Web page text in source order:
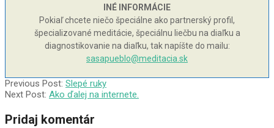
INÉ INFORMÁCIE
Pokiaľ chcete niečo špeciálne ako partnerský profil,
špecializované meditácie, špeciálnu liečbu na diaľku a
diagnostikovanie na diaľku, tak napíšte do mailu:
sasapueblo@meditacia.sk
2003-
08-
Previous Post: Slepé ruky
Next Post: Ako ďalej na internete.
Pridaj komentár